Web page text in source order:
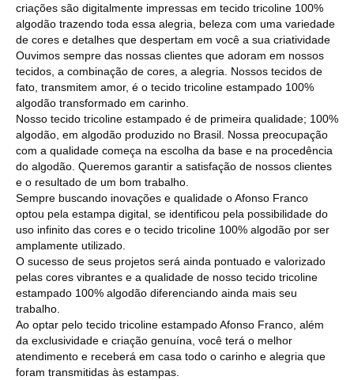
criações são digitalmente impressas em tecido tricoline 100%
algodão trazendo toda essa alegria, beleza com uma variedade
de cores e detalhes que despertam em você a sua criatividade
Ouvimos sempre das nossas clientes que adoram em nossos
tecidos, a combinação de cores, a alegria. Nossos tecidos de
fato, transmitem amor, é o tecido tricoline estampado 100%
algodão transformado em carinho.
Nosso tecido tricoline estampado é de primeira qualidade; 100%
algodão, em algodão produzido no Brasil. Nossa preocupação
com a qualidade começa na escolha da base e na procedência
do algodão. Queremos garantir a satisfação de nossos clientes
e o resultado de um bom trabalho.
Sempre buscando inovações e qualidade o Afonso Franco
optou pela estampa digital, se identificou pela possibilidade do
uso infinito das cores e o tecido tricoline 100% algodão por ser
amplamente utilizado.
O sucesso de seus projetos será ainda pontuado e valorizado
pelas cores vibrantes e a qualidade de nosso tecido tricoline
estampado 100% algodão diferenciando ainda mais seu
trabalho.
Ao optar pelo tecido tricoline estampado Afonso Franco, além
da exclusividade e criação genuína, você terá o melhor
atendimento e receberá em casa todo o carinho e alegria que
foram transmitidas às estampas.